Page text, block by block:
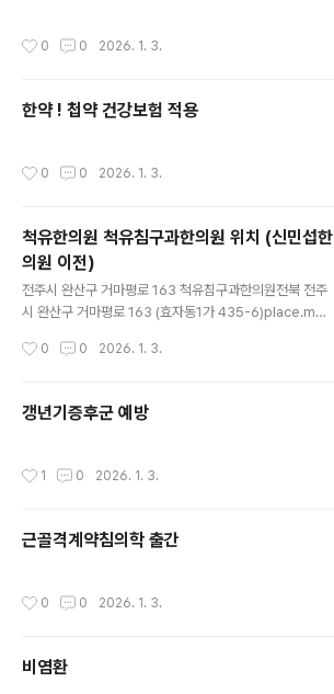
0 0 2026. 1. 3.
한약 ! 첩약 건강보험 적용
0 0 2026. 1. 3.
척유한의원 척유침구과한의원 위치 (신민섭한
의원 이전)
전주시 완산구 거마평로 163 척유침구과한의원전북 전주
시 완산구 거마평로 163 (효자동1가 435-6)place.ma
0 0 2026. 1. 3.
갱년기증후군 예방
1 0 2026. 1. 3.
근골격계약침의학 출간
0 0 2026. 1. 3.
비염환